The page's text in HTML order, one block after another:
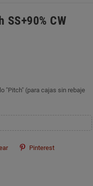
CW
"Pitch" (para cajas sin rebaje
Pinterest